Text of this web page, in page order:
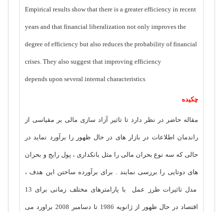
Empirical results show that there is a greater efficiency in recent
years and that financial liberalization not only improves the
degree of efficiency but also reduces the probability of financial
crises. They also suggest that improving efficiency
depends upon several internal characteristics
چکیده
مقاله حاضر در نظر دارد تا تاثیر آزاد سازی مالی بر مقیاسی از
راندمان اطلاعات در بازار های در حال ظهور را برآورد نماید در
حالی که سه نوع بحران مالی را مثل بانکداری ، پول رایج و بحران
های دوتایی را بررسی نمایند . برای برآورده ساختن این هدف ،
مدل تاثیرات طرز عمل با پارامترهای مختلف زمانی برای 13
اقتصاد در حال ظهور از ژانویه 1986 تا دسامبر 2008 براورد می